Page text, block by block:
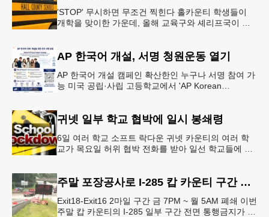
'STOP' 무시하면 무조건 찍힌다 홀카운티 학생들이
개학을 맞이한 가운데, 올해 교육구와 셰리프국이 학
AP 한국어 개설, 서명 청원운동 열기
AP 한국어 개설 캠페인 확산한인 누구나 서명 참여 가
능 미국 공립·사립 고등학교에서 'AP Korean
귀넷 일부 학교 협박에 일시 봉쇄령
6일 여러 학교 소프트 락다운 귀넷 카운티의 여러 학
교가 목요일 허위 협박 전화를 받아 일선 학교들에 일
주말 포장공사로 I-285 캅 카운티 구간 통행금지
Exit18-Exit16 2마일 구간 금 7PM ~ 월 5AM 폐쇄 이번
주말 캅 카운티의 I-285 일부 구간 전면 통행금지가 시